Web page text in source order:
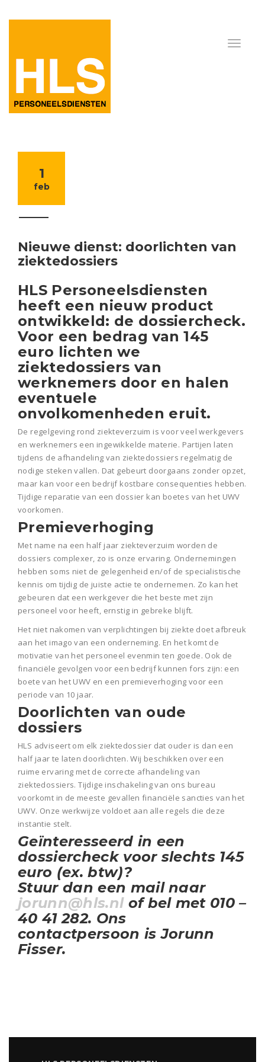
1
feb
Nieuwe dienst: doorlichten van
ziektedossiers
HLS Personeelsdiensten
heeft een nieuw product
ontwikkeld: de dossiercheck.
Voor een bedrag van 145
euro lichten we
ziektedossiers van
werknemers door en halen
eventuele
onvolkomenheden eruit.
De regelgeving rond ziekteverzuim is voor veel werkgevers
en werknemers een ingewikkelde materie. Partijen laten
tijdens de afhandeling van ziektedossiers regelmatig de
nodige steken vallen. Dat gebeurt doorgaans zonder opzet,
maar kan voor een bedrijf kostbare consequenties hebben.
Tijdige reparatie van een dossier kan boetes van het UWV
voorkomen.
Premieverhoging
Met name na een half jaar ziekteverzuim worden de
dossiers complexer, zo is onze ervaring. Ondernemingen
hebben soms niet de gelegenheid en/of de specialistische
kennis om tijdig de juiste actie te ondernemen. Zo kan het
gebeuren dat een werkgever die het beste met zijn
personeel voor heeft, ernstig in gebreke blijft.
Het niet nakomen van verplichtingen bij ziekte doet afbreuk
aan het imago van een onderneming. En het komt de
motivatie van het personeel evenmin ten goede. Ook de
financiële gevolgen voor een bedrijf kunnen fors zijn: een
boete van het UWV en een premieverhoging voor een
periode van 10 jaar.
Doorlichten van oude
dossiers
HLS adviseert om elk ziektedossier dat ouder is dan een
half jaar te laten doorlichten. Wij beschikken over een
ruime ervaring met de correcte afhandeling van
ziektedossiers. Tijdige inschakeling van ons bureau
voorkomt in de meeste gevallen financiële sancties van het
UWV. Onze werkwijze voldoet aan alle regels die deze
instantie stelt.
Geïnteresseerd in een
dossiercheck voor slechts 145
euro (ex. btw)?
Stuur dan een mail naar
jorunn@hls.nlof bel met 010 –
40 41 282. Ons
contactpersoon is Jorunn
Fisser.